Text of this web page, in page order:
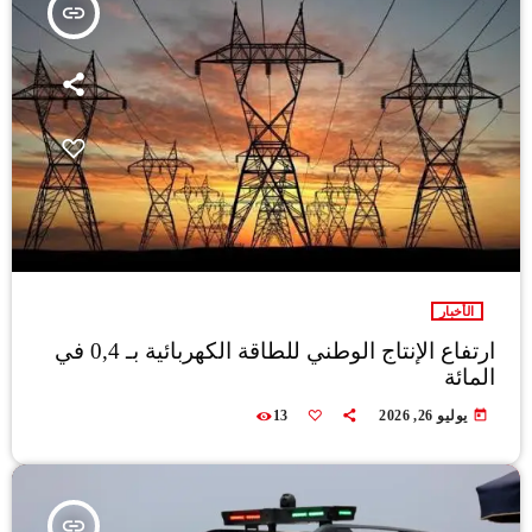
insert_link
الأخبار
ارتفاع الإنتاج الوطني للطاقة الكهربائية بـ 0,4 في
المائة
today يوليو 26, 2026 13
insert_link